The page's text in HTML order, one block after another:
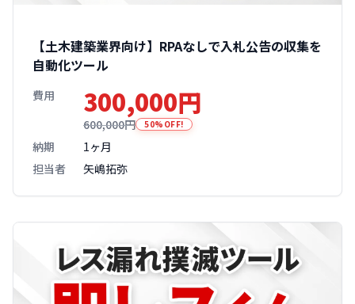
【土木建築業界向け】RPAなしで入札公告の収集を
自動化ツール
費用 300,000円
600,000円 50%OFF!
納期
1ヶ月
担当者
矢嶋拓弥